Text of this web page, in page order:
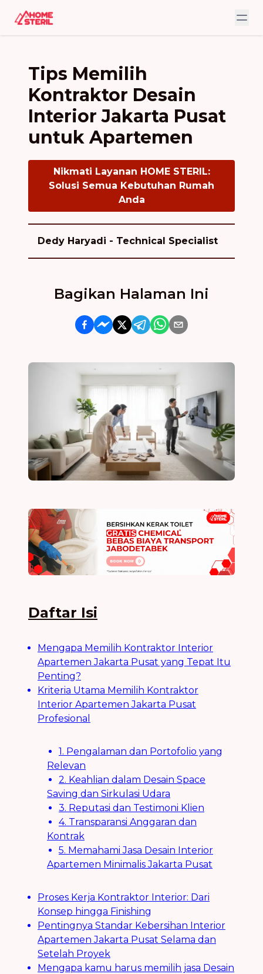
Tips Memilih
Kontraktor Desain
Interior Jakarta Pusat
untuk Apartemen
Nikmati Layanan HOME STERIL:
Solusi Semua Kebutuhan Rumah
Anda
Dedy Haryadi - Technical Specialist
Bagikan Halaman Ini
Daftar Isi
Mengapa Memilih Kontraktor Interior
Apartemen Jakarta Pusat yang Tepat Itu
Penting?
Kriteria Utama Memilih Kontraktor
Interior Apartemen Jakarta Pusat
Profesional
1. Pengalaman dan Portofolio yang
Relevan
2. Keahlian dalam Desain Space
Saving dan Sirkulasi Udara
3. Reputasi dan Testimoni Klien
4. Transparansi Anggaran dan
Kontrak
5. Memahami Jasa Desain Interior
Apartemen Minimalis Jakarta Pusat
Proses Kerja Kontraktor Interior: Dari
Konsep hingga Finishing
Pentingnya Standar Kebersihan Interior
Apartemen Jakarta Pusat Selama dan
Setelah Proyek
Mengapa kamu harus memilih jasa Desain